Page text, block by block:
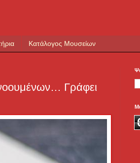
Κατάλογος Μουσείων
Γράφει